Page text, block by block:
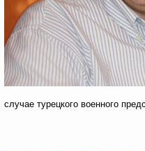
случае турецкого военного